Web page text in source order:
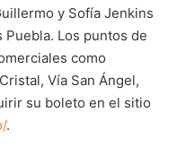
y Sofía Jenkins
Los puntos de
como
Vía San Ángel,
su boleto en el sitio
.